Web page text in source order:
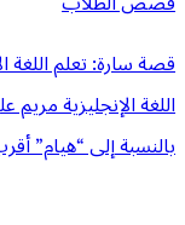
قصة سارة: تعلم اللغة
اللغة الإنجليزية مريم
بالنسبة إلى “هيام”